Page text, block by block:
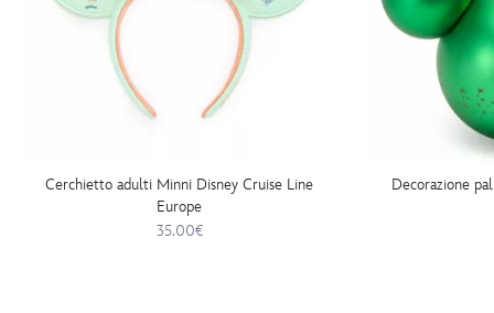
Cerchietto adulti Minni Disney Cruise Line
Europe
35.00€
Decorazione